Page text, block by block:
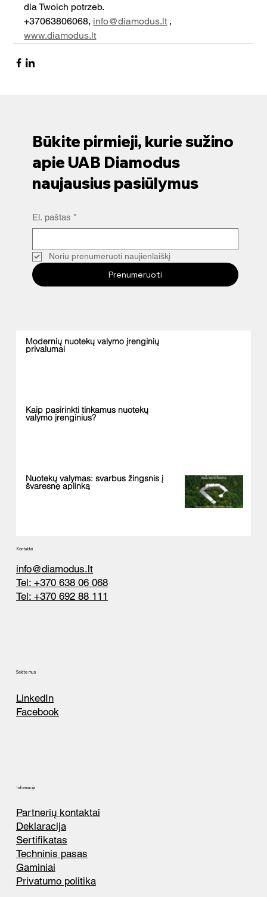
dla Twoich potrzeb.
+37063806068, info@diamodus.lt ,
www.diamodus.lt
Būkite pirmieji, kurie sužino
apie UAB Diamodus
naujausius pasiūlymus
El. paštas *
Noriu prenumeruoti naujienlaiškį
Prenumeruoti
Modernių nuotekų valymo įrenginių
privalumai
Kaip pasirinkti tinkamus nuotekų
valymo įrenginius?
Nuotekų valymas: svarbus žingsnis į
švaresnę aplinką
Informacija
Partnerių kontaktai
Deklaracija
Sertifikatas
Techninis pasas
Gaminiai
Privatumo politika
Sekite mus
LinkedIn
Facebook
Kontaktai
info@diamodus.lt
Tel: +370 638 06 068
Tel: +370 692 88 111